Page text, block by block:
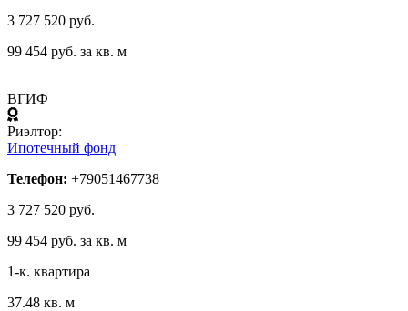
3 727 520 руб.
99 454 руб. за кв. м
ВГИФ
Риэлтор:
Ипотечный фонд
Телефон: +79051467738
3 727 520 руб.
99 454 руб. за кв. м
1-к. квартира
37.48 кв. м